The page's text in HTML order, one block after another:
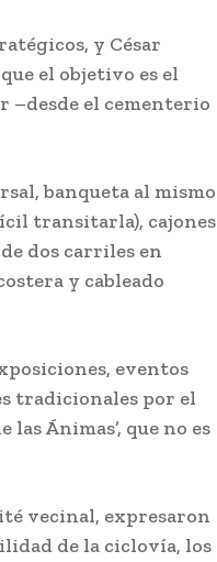
y César
el objetivo es el
–desde el cementerio
banqueta al mismo
transitarla), cajones
dos carriles en
y cableado
eventos
tradicionales por el
las Ánimas’, que no es
vecinal, expresaron
de la ciclovía, los